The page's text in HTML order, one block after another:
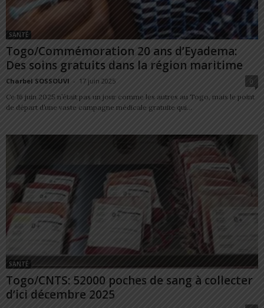
SANTÉ
Togo/Commémoration 20 ans d’Eyadema:
Des soins gratuits dans la région maritime
Charbel SOSSOUVI - 17 juin 2025
0
Ce 16 juin 2025 n’était pas un jour comme les autres au Togo, mais le point
de départ d’une vaste campagne médicale gratuite qui...
SANTÉ
Togo/CNTS: 52000 poches de sang à collecter
d’ici décembre 2025